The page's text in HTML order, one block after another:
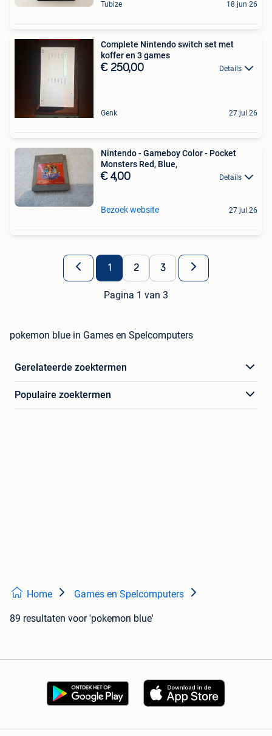
Tubize 18 jun 26
Complete Nintendo switch set met
koffer en 3 games
€ 250,00 Details
Genk 27 jul 26
Nintendo - Gameboy Color - Pocket
Monsters Red, Blue,
€ 4,00 Details
Bezoek website 27 jul 26
1 2 3
Pagina 1 van 3
pokemon blue in Games en Spelcomputers
Gerelateerde zoektermen
Populaire zoektermen
Home Games en Spelcomputers
89 resultaten voor 'pokemon blue'